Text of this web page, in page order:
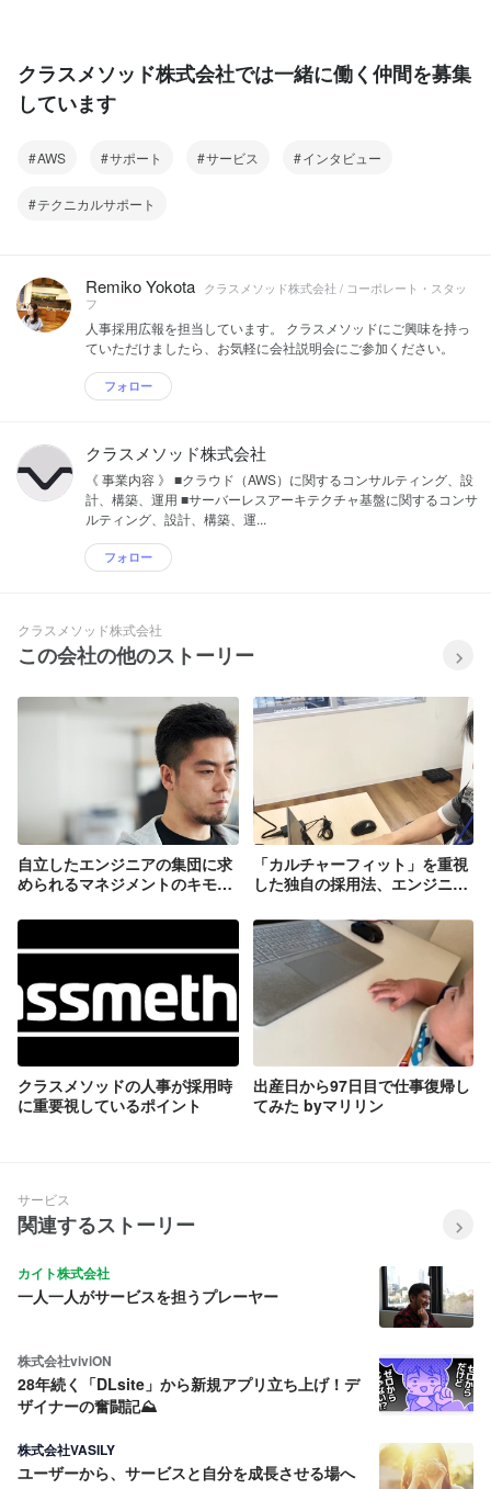
クラスメソッド株式会社では一緒に働く仲間を募集
しています
AWS サポート サービス インタビュー
テクニカルサポート
Remiko Yokota クラスメソッド株式会社 / コーポレート・スタッ
フ
人事採用広報を担当しています。 クラスメソッドにご興味を持っ
ていただけましたら、お気軽に会社説明会にご参加ください。
フォロー
クラスメソッド株式会社
《 事業内容 》 ■クラウド（AWS）に関するコンサルティング、設
計、構築、運用 ■サーバーレスアーキテクチャ基盤に関するコンサ
ルティング、設計、構築、運...
フォロー
クラスメソッド株式会社
この会社の他のストーリー
自立したエンジニアの集団に求
められるマネジメントのキモ
「カルチャーフィット」を重視
した独自の採用法、エンジニア
クラスメソッドの人事が採用時
に重要視しているポイント
出産日から97日目で仕事復帰し
てみた byマリリン
サービス
関連するストーリー
カイト株式会社
一人一人がサービスを担うプレーヤー
株式会社viviON
28年続く「DLsite」から新規アプリ立ち上げ！デ
ザイナーの奮闘記⛰️
株式会社VASILY
ユーザーから、サービスと自分を成長させる場へ